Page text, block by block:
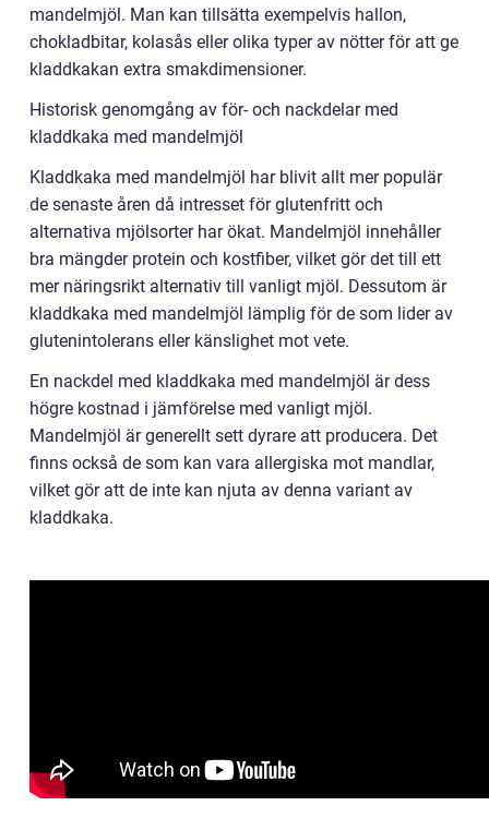
mandelmjöl. Man kan tillsätta exempelvis hallon,
chokladbitar, kolasås eller olika typer av nötter för att ge
kladdkakan extra smakdimensioner.
Historisk genomgång av för- och nackdelar med
kladdkaka med mandelmjöl
Kladdkaka med mandelmjöl har blivit allt mer populär
de senaste åren då intresset för glutenfritt och
alternativa mjölsorter har ökat. Mandelmjöl innehåller
bra mängder protein och kostfiber, vilket gör det till ett
mer näringsrikt alternativ till vanligt mjöl. Dessutom är
kladdkaka med mandelmjöl lämplig för de som lider av
glutenintolerans eller känslighet mot vete.
En nackdel med kladdkaka med mandelmjöl är dess
högre kostnad i jämförelse med vanligt mjöl.
Mandelmjöl är generellt sett dyrare att producera. Det
finns också de som kan vara allergiska mot mandlar,
vilket gör att de inte kan njuta av denna variant av
kladdkaka.